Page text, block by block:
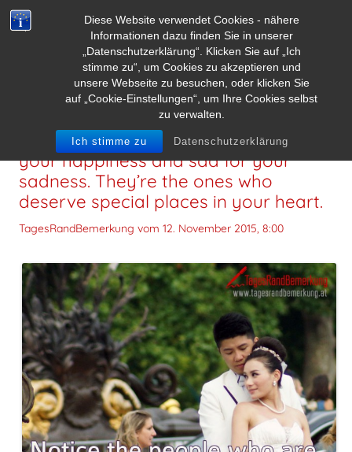
Diese Website verwendet Cookies - nähere
Informationen dazu finden Sie in unserer
„Datenschutzerklärung“. Klicken Sie auf „Ich
stimme zu“, um Cookies zu akzeptieren und
unsere Webseite zu besuchen, oder klicken Sie
auf „Cookie-Einstellungen“, um Ihre Cookies selbst
zu verwalten.
Ich stimme zu Datenschutzerklärung
Notice the people who are happy for
your happiness and sad for your
sadness. They’re the ones who
deserve special places in your heart.
TagesRandBemerkung vom 12. November 2015, 8:00